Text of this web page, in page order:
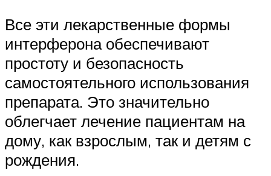
Все эти лекарственные формы
интерферона обеспечивают
простоту и безопасность
самостоятельного использования
препарата. Это значительно
облегчает лечение пациентам на
дому, как взрослым, так и детям с
рождения.